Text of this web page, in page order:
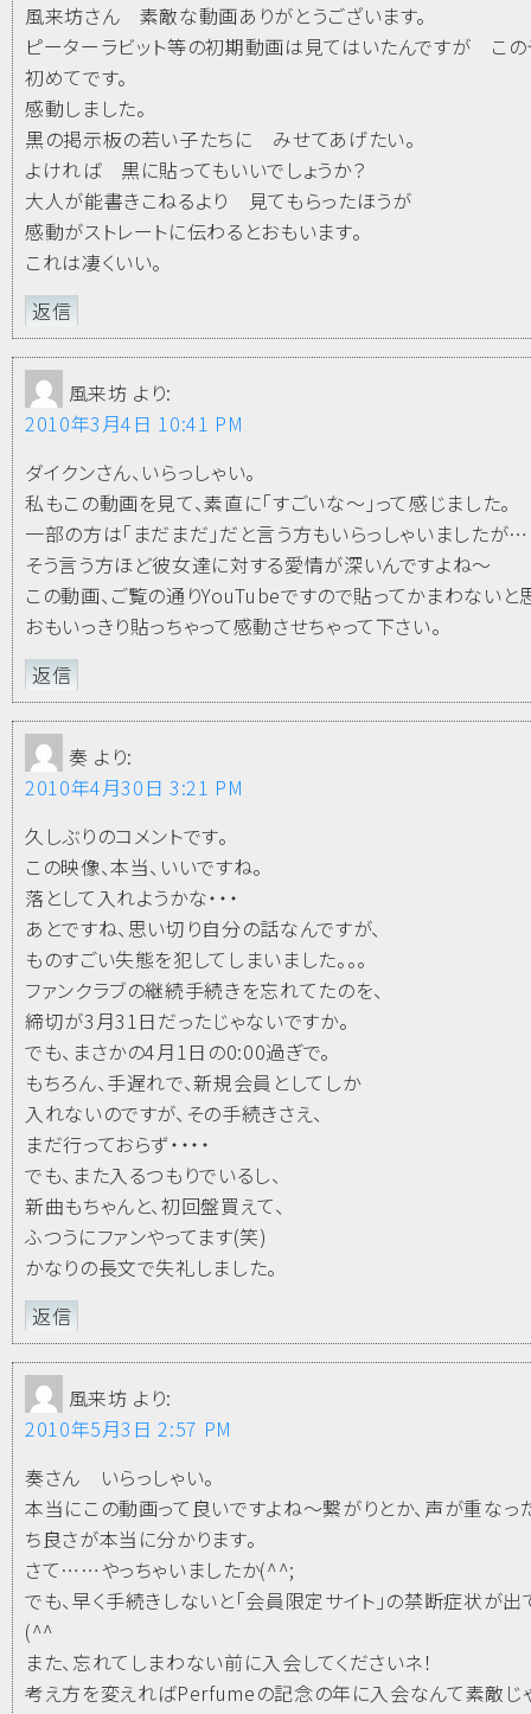
風来坊さん 素敵な動画ありがとうございます。
ピーターラビット等の初期動画は見てはいたんですが この
初めてです。
感動しました。
黒の掲示板の若い子たちに みせてあげたい。
よければ 黒に貼ってもいいでしょうか？
大人が能書きこねるより 見てもらったほうが
感動がストレートに伝わるとおもいます。
これは凄くいい。
返信
風来坊 より:
2010年3月4日 10:41 PM
ダイクンさん、いらっしゃい。
私もこの動画を見て、素直に「すごいな～」って感じました。
一部の方は「まだまだ」だと言う方もいらっしゃいましたが…
そう言う方ほど彼女達に対する愛情が深いんですよね～
この動画、ご覧の通りYouTubeですので貼ってかまわないと
おもいっきり貼っちゃって感動させちゃって下さい。
返信
奏 より:
2010年4月30日 3:21 PM
久しぶりのコメントです。
この映像、本当、いいですね。
落として入れようかな・・・
あとですね、思い切り自分の話なんですが、
ものすごい失態を犯してしまいました。。。
ファンクラブの継続手続きを忘れてたのを、
締切が3月31日だったじゃないですか。
でも、まさかの4月1日の0:00過ぎで。
もちろん、手遅れで、新規会員としてしか
入れないのですが、その手続きさえ、
まだ行っておらず・・・・
でも、また入るつもりでいるし、
新曲もちゃんと、初回盤買えて、
ふつうにファンやってます(笑)
かなりの長文で失礼しました。
返信
風来坊 より:
2010年5月3日 2:57 PM
奏さん いらっしゃい。
本当にこの動画って良いですよね～繋がりとか、声が重な
ち良さが本当に分かります。
さて……やっちゃいましたか(^^;
でも、早く手続きしないと「会員限定サイト」の禁断症状が
(^^
また、忘れてしまわない前に入会してくださいネ！
考え方を変えればPerfumeの記念の年に入会なんて素敵じ